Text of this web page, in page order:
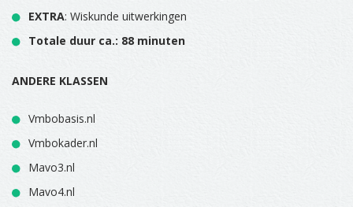
EXTRA: Wiskunde uitwerkingen
Totale duur ca.: 88 minuten
ANDERE KLASSEN
Vmbobasis.nl
Vmbokader.nl
Mavo3.nl
Mavo4.nl